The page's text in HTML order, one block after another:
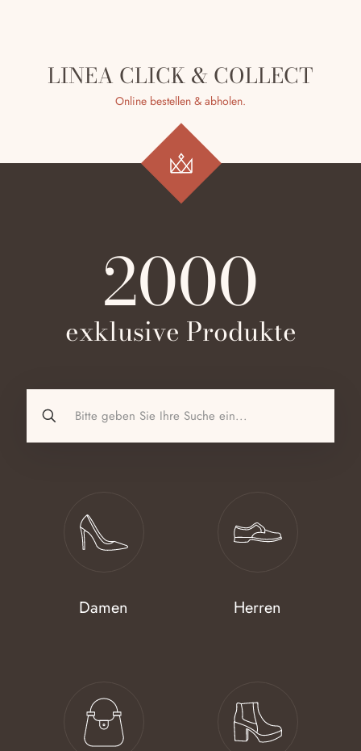
LINEA CLICK & COLLECT
Online bestellen & abholen.
2000
exklusive Produkte
Damen Herren